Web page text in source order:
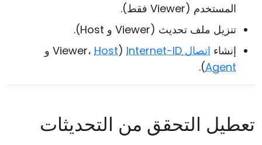
المستخدم (Viewer فقط).
تنزيل ملف تحديث (Viewer و Host).
إنشاء اتصال Internet-ID (Viewer،Host
و
Agent
).
تعطيل التحقق من التحديثات